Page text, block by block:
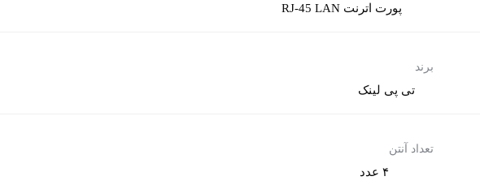
پورت اترنت RJ-45 LAN
برند
تی پی لینک
تعداد آنتن
۴ عدد